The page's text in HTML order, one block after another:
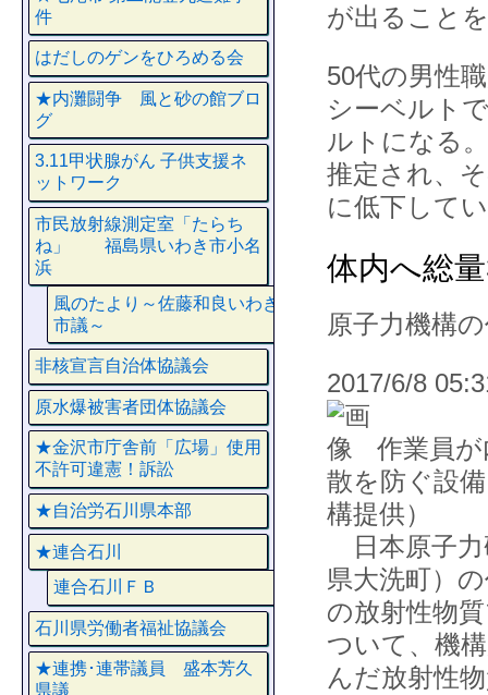
が出ること
50代の男性
シーベルト
ルトになる
推定され、
に低下して
体内へ総
原子力機構
2017/6/8
作業員
散を防ぐ設
構提供）
日本原子力
県大洗町）
の放射性物
ついて、機
んだ放射性
件
はだしのゲンをひろめる会
★内灘闘争 風と砂の館ブロ
グ
3.11甲状腺がん 子供支援ネ
ットワーク
市民放射線測定室「たらち
ね」 福島県いわき市小名
浜
風のたより～佐藤和良いわき
市議～
非核宣言自治体協議会
原水爆被害者団体協議会
★金沢市庁舎前「広場」使用
不許可違憲！訴訟
★自治労石川県本部
★連合石川
連合石川ＦＢ
石川県労働者福祉協議会
★連携･連帯議員 盛本芳久
県議